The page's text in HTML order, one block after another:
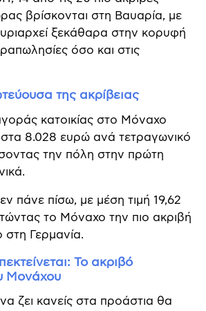
βρίσκονται στη Βαυαρία, με
ξεκάθαρα στην κορυφή
όσο και στις
της ακρίβειας
κατοικίας στο Μόναχο
8.028 ευρώ ανά τετραγωνικό
την πόλη στην πρώτη
πάνε πίσω, με μέση τιμή 19,62
το Μόναχο την πιο ακριβή
στη Γερμανία.
Το ακριβό
Μονάχου
ζει κανείς στα προάστια θα